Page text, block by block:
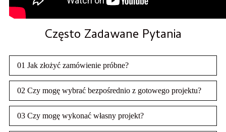
Często Zadawane Pytania
01 Jak złożyć zamówienie próbne?
02 Czy mogę wybrać bezpośrednio z gotowego projektu?
03 Czy mogę wykonać własny projekt?